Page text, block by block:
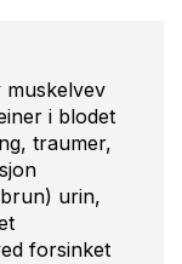
muskelvev
i blodet
traumer,
urin,
forsinket